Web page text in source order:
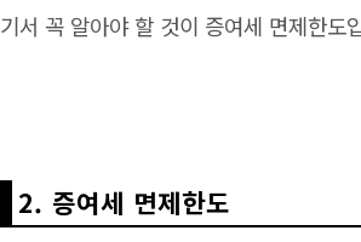
기서 꼭 알아야 할 것이 증여세 면제한도
2. 증여세 면제한도